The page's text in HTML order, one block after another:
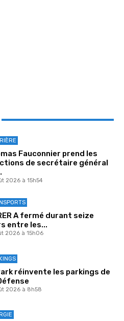
Fauconnier prend les
de secrétaire général
2026 à 15h54
A fermé durant seize
entre les...
2026 à 15h06
réinvente les parkings de
2026 à 8h58